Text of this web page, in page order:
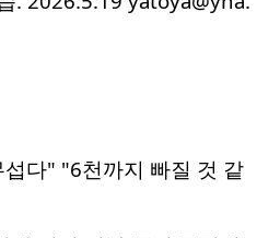
다" "6천까지 빠질 것 같